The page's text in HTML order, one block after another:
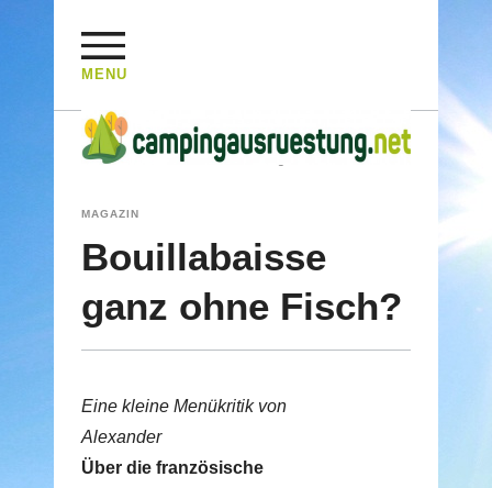
MENU
HOME/ MAGAZIN Bouillabaisse ganz ohne Fisch?
MAGAZIN
Bouillabaisse
ganz ohne Fisch?
Eine kleine Menükritik von
Alexander
Über die französische